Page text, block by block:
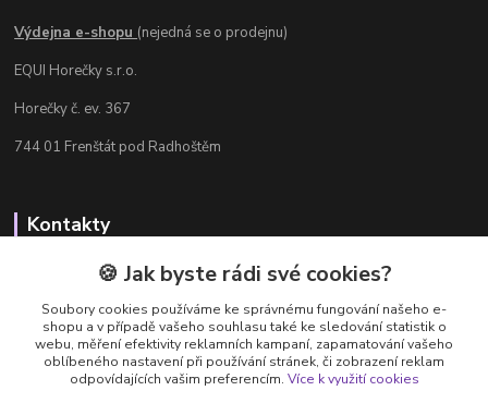
Výdejna e-shopu (nejedná se o prodejnu)
EQUI Horečky s.r.o.
Horečky č. ev. 367
744 01 Frenštát pod Radhoštěm
Kontakty
Radka Chamrádová
+420 737 484 708
Výdejna e-shopu: Po-Ne, 8-20 hod.
info@equi-horecky.cz
🍪 Jak byste rádi své cookies?
Soubory cookies používáme ke správnému fungování našeho e-
shopu a v případě vašeho souhlasu také ke sledování statistik o
webu, měření efektivity reklamních kampaní, zapamatování vašeho
oblíbeného nastavení při používání stránek, či zobrazení reklam
odpovídajících vašim preferencím. Více k využití cookies